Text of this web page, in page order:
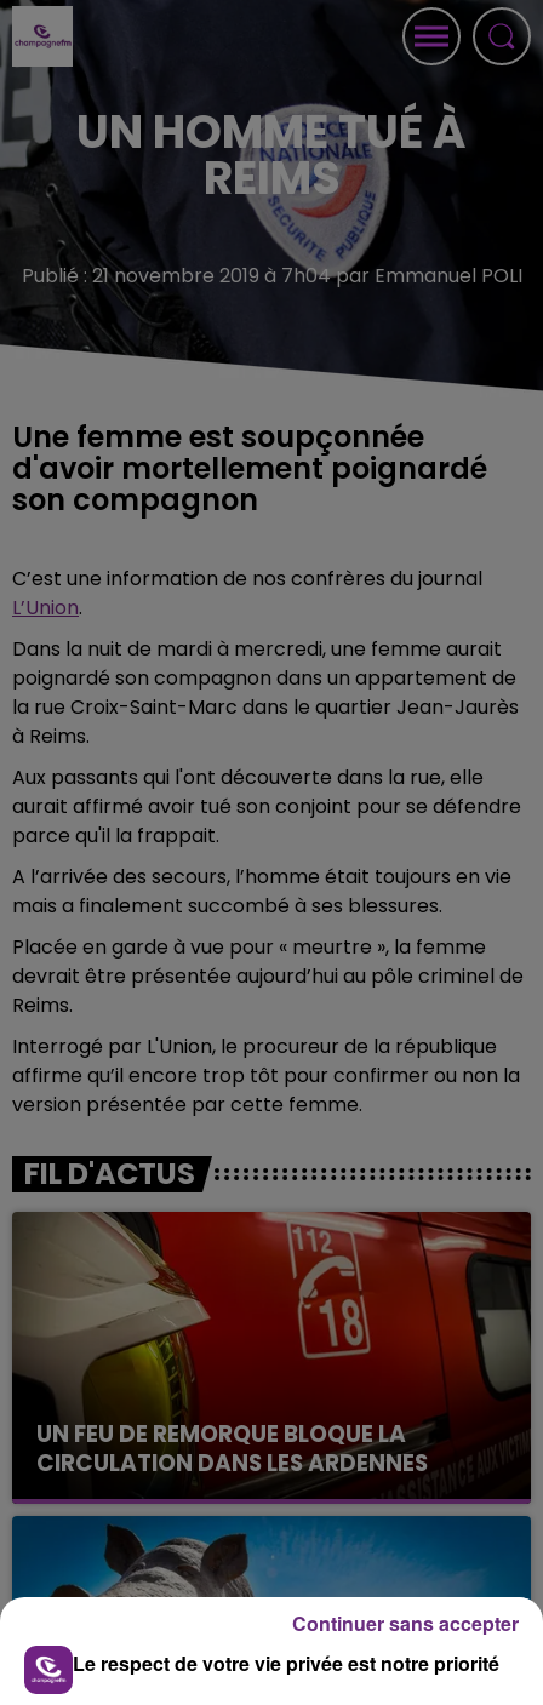
UN HOMME TUÉ À
REIMS
Publié : 21 novembre 2019 à 7h04 par Emmanuel POLI
Une femme est soupçonnée
d'avoir mortellement poignardé
son compagnon
C’est une information de nos confrères du journal
L’Union.
Dans la nuit de mardi à mercredi, une femme aurait
poignardé son compagnon dans un appartement de
la rue Croix-Saint-Marc dans le quartier Jean-Jaurès
à Reims.
Aux passants qui l'ont découverte dans la rue, elle
aurait affirmé avoir tué son conjoint pour se défendre
parce qu'il la frappait.
A l’arrivée des secours, l’homme était toujours en vie
mais a finalement succombé à ses blessures.
Placée en garde à vue pour « meurtre », la femme
devrait être présentée aujourd’hui au pôle criminel de
Reims.
Interrogé par L'Union, le procureur de la république
affirme qu’il encore trop tôt pour confirmer ou non la
version présentée par cette femme.
FIL D'ACTUS
UN FEU DE REMORQUE BLOQUE LA
CIRCULATION DANS LES ARDENNES
Un feu de remorque s'est déclaré ce mercredi en
fin de matinée sur l'A34.
Le respect de votre vie privée est notre priorité
Continuer sans accepter